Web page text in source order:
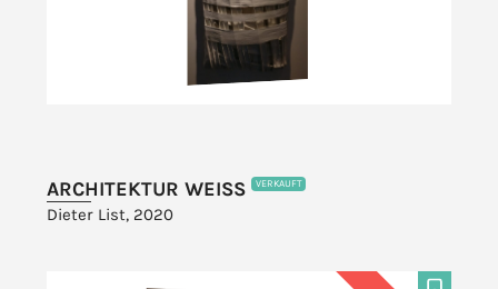
ARCHITEKTUR WEISS VERKAUFT
Dieter List, 2020